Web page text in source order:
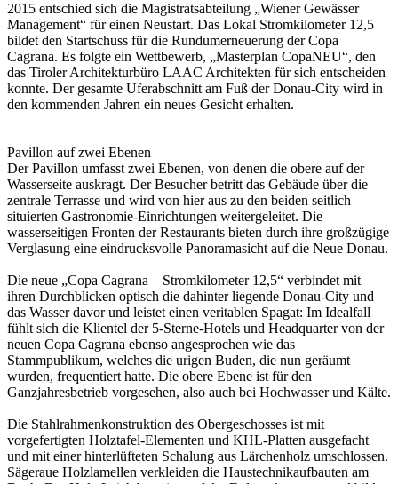
2015 entschied sich die Magistratsabteilung „Wiener Gewässer
Management“ für einen Neustart. Das Lokal Stromkilometer 12,5
bildet den Startschuss für die Rundumerneuerung der Copa
Cagrana. Es folgte ein Wettbewerb, „Masterplan CopaNEU“, den
das Tiroler Architekturbüro LAAC Architekten für sich entscheiden
konnte. Der gesamte Uferabschnitt am Fuß der Donau-City wird in
den kommenden Jahren ein neues Gesicht erhalten.
Pavillon auf zwei Ebenen
Der Pavillon umfasst zwei Ebenen, von denen die obere auf der
Wasserseite auskragt. Der Besucher betritt das Gebäude über die
zentrale Terrasse und wird von hier aus zu den beiden seitlich
situierten Gastronomie-Einrichtungen weitergeleitet. Die
wasserseitigen Fronten der Restaurants bieten durch ihre großzügige
Verglasung eine eindrucksvolle Panoramasicht auf die Neue Donau.
Die neue „Copa Cagrana – Stromkilometer 12,5“ verbindet mit
ihren Durchblicken optisch die dahinter liegende Donau-City und
das Wasser davor und leistet einen veritablen Spagat: Im Idealfall
fühlt sich die Klientel der 5-Sterne-Hotels und Headquarter von der
neuen Copa Cagrana ebenso angesprochen wie das
Stammpublikum, welches die urigen Buden, die nun geräumt
wurden, frequentiert hatte. Die obere Ebene ist für den
Ganzjahresbetrieb vorgesehen, also auch bei Hochwasser und Kälte.
Die Stahlrahmenkonstruktion des Obergeschosses ist mit
vorgefertigten Holztafel-Elementen und KHL-Platten ausgefacht
und mit einer hinterlüfteten Schalung aus Lärchenholz umschlossen.
Sägeraue Holzlamellen verkleiden die Haustechnikaufbauten am